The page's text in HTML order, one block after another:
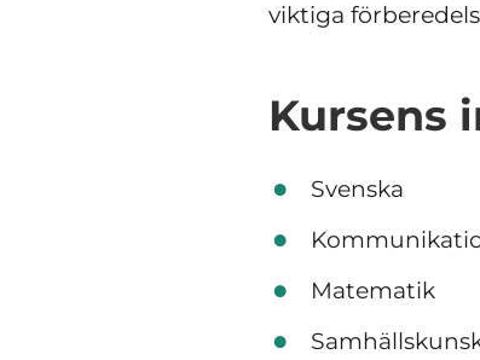
viktiga
Kursens
Svenska
Matematik